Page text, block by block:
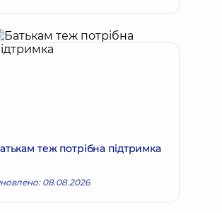
Педіатр; теж потрібна підтримка
08.08.2026